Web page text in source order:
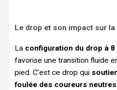
Le drop et son impact sur
La configuration du drop à 8
favorise une transition fluide
pied. C’est ce drop qui
foulée des coureurs neutres.